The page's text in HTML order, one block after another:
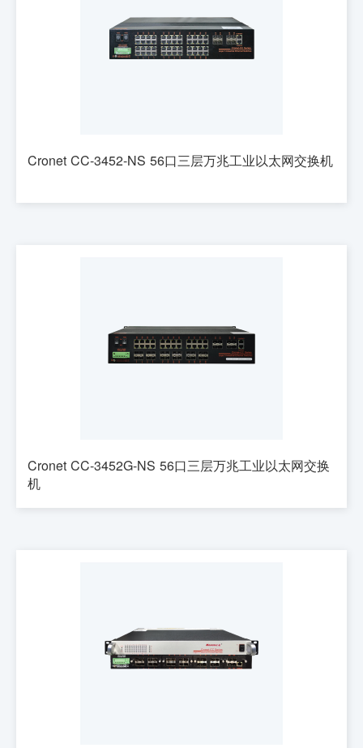
Cronet CC-3452-NS 56口三层万兆工业以太网交换机
Cronet CC-3452G-NS 56口三层万兆工业以太网交换
机